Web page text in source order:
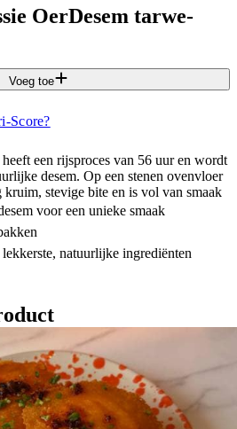
OerDesem tarwe-
Voeg toe
Score?
een rijsproces van 56 uur en wordt
desem. Op een stenen ovenvloer
kruim, stevige bite en is vol van smaak
voor een unieke smaak
natuurlijke ingrediënten